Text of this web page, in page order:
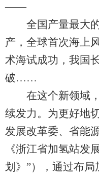
——
全国产量最大的
产，全球首次海上
术海试成功，我国
破……
在这个新领域，
续发力。为更好地
发展改革委、省能
《浙江省加氢站发
划》”），通过布